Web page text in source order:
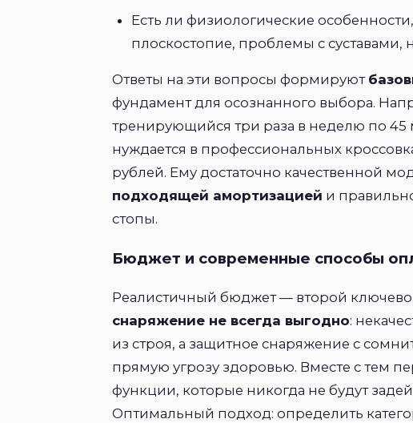
Есть ли физиологические
плоскостопие, проблемы с суставами,
Ответы на эти вопросы формируют
фундамент для осознанного выбора.
тренирующийся три раза в неделю по 45
нуждается в профессиональных
рублей. Ему достаточно качественной
подходящей амортизацией и
стопы.
Бюджет и современные способы
Реалистичный бюджет — второй
снаряжение не всегда выгодно:
из строя, а защитное снаряжение с
прямую угрозу здоровью. Вместе с тем
функции, которые никогда не будут
Оптимальный подход: определить